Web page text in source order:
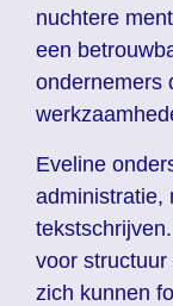
nuchtere
een
ondernemers
Eveline
administratie,
voor
zich kunnen